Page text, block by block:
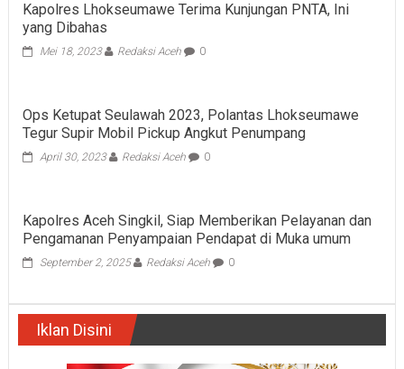
Kapolres Lhokseumawe Terima Kunjungan PNTA, Ini
yang Dibahas
Mei 18, 2023 Redaksi Aceh 0
Ops Ketupat Seulawah 2023, Polantas Lhokseumawe
Tegur Supir Mobil Pickup Angkut Penumpang
April 30, 2023 Redaksi Aceh 0
Kapolres Aceh Singkil, Siap Memberikan Pelayanan dan
Pengamanan Penyampaian Pendapat di Muka umum
September 2, 2025 Redaksi Aceh 0
Iklan Disini